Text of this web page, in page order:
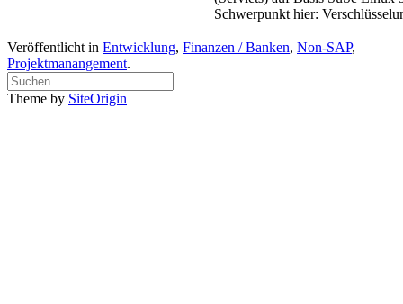
Schwerpunkt hier:
Veröffentlicht in Entwicklung, Finanzen / Banken, Non-SAP,
Projektmanangement.
Suchen
nach:
Theme by SiteOrigin